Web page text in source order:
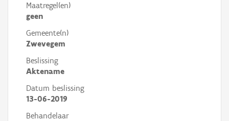
Maatregel(en)
geen
Gemeente(n)
Zwevegem
Beslissing
Aktename
Datum beslissing
13-06-2019
Behandelaar